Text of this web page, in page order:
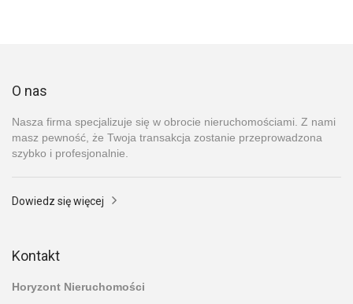
O nas
Nasza firma specjalizuje się w obrocie nieruchomościami. Z nami
masz pewność, że Twoja transakcja zostanie przeprowadzona
szybko i profesjonalnie.
Dowiedz się więcej
Kontakt
Horyzont Nieruchomości